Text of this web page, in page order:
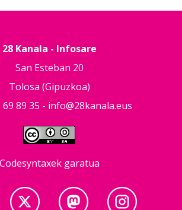
28 Kanala - Infosare
San Esteban 20
Tolosa (Gipuzkoa)
69 89 35 - info@28kanala.eus
Codesyntaxek garatua